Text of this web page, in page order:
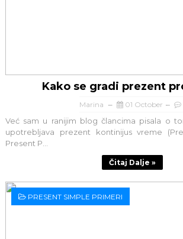
Kako se gradi prezent
Marina 01 October
Već sam u ranijim blog člancima pisala o
upotrebljava prezent kontinijus vreme
Present P...
Čitaj Dalje »
PRESENT SIMPLE PRIMERI